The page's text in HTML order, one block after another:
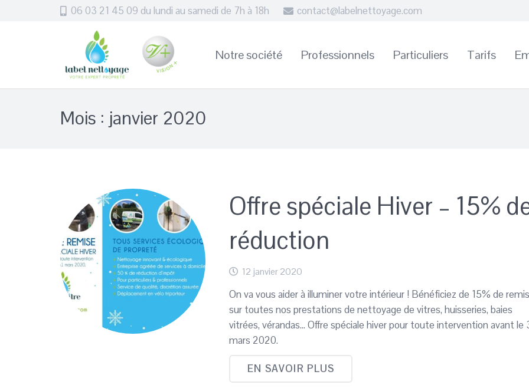
06 03 21 45 09 du lundi au samedi de 7h à 18h contact@labelnettoyage.com
Notre société Professionnels Particuliers Tarifs
Mois : janvier 2020
Offre spéciale Hiver – 15%
réduction
12 janvier 2020
On va vous aider à illuminer votre intérieur ! Bénéficiez de 15% de
sur toutes nos prestations de nettoyage de vitres, huisseries, baies
vitrées, vérandas… Offre spéciale hiver pour toute intervention avant le
mars 2020.
EN SAVOIR PLUS